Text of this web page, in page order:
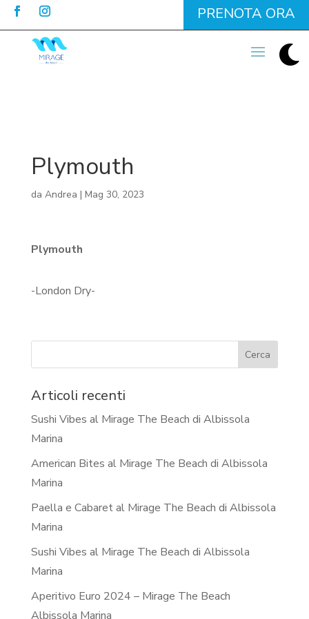
PRENOTA ORA

Plymouth
da Andrea | Mag 30, 2023
Plymouth
-London Dry-
Articoli recenti
Sushi Vibes al Mirage The Beach di Albissola
Marina
American Bites al Mirage The Beach di Albissola
Marina
Paella e Cabaret al Mirage The Beach di Albissola
Marina
Sushi Vibes al Mirage The Beach di Albissola
Marina
Aperitivo Euro 2024 – Mirage The Beach
Albissola Marina